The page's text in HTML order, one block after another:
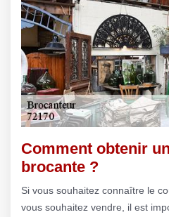
Comment obtenir
brocante ?
Si vous souhaitez connaître le
vous souhaitez vendre, il est